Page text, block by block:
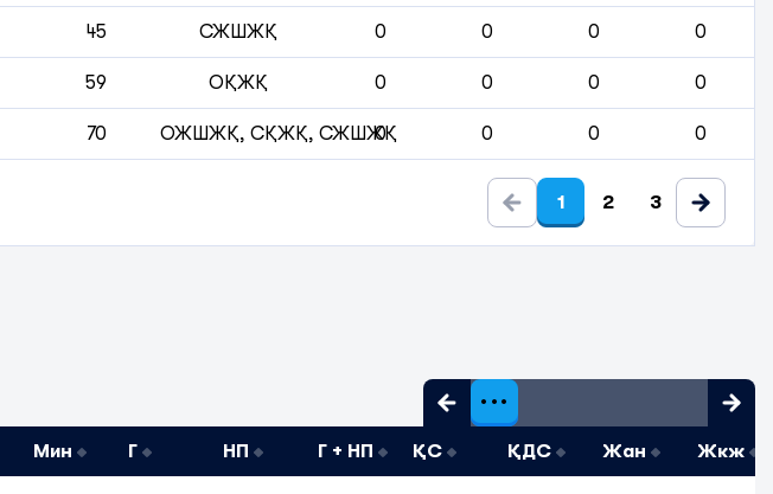
45 СЖШЖҚ 0 0 0 0
59 ОҚЖҚ 0 0 0 0
70 ОЖШЖҚ, СҚЖҚ, СЖШЖҚ
0 0 0 0
1 2 3
Мин Г НП Г + НП ҚС ҚДС Жан Жкж